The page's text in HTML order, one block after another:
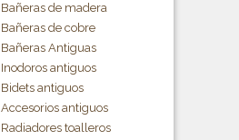
Bañeras de madera
Bañeras de cobre
Bañeras Antiguas
Inodoros antiguos
Bidets antiguos
Accesorios antiguos
Radiadores toalleros